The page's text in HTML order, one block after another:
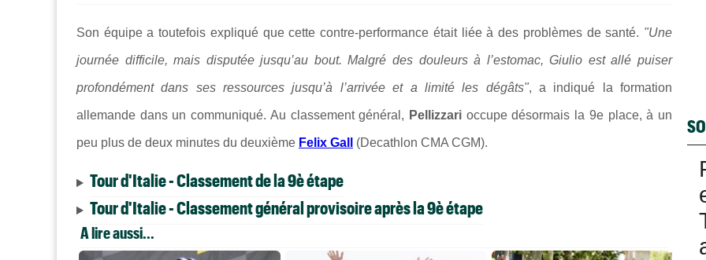
Son équipe a toutefois expliqué que cette contre-performance était liée à des problèmes de santé. "Une
journée difficile, mais disputée jusqu’au bout. Malgré des douleurs à l’estomac, Giulio est allé puiser
profondément dans ses ressources jusqu’à l’arrivée et a limité les dégâts", a indiqué la formation
allemande dans un communiqué. Au classement général, Pellizzari occupe désormais la 9e place, à un
peu plus de deux minutes du deuxième Felix Gall (Decathlon CMA CGM).
Tour d'Italie - Classement de la 9è étape
Tour d'Italie - Classement général provisoire après la 9è étape
A lire aussi...